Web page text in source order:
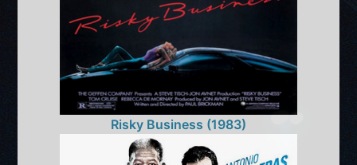
Risky Business (1983)